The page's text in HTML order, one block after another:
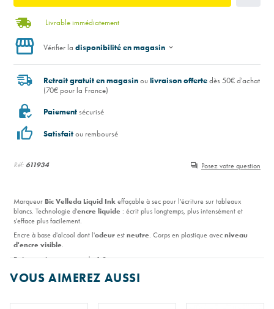
Réf: 611934 Posez votre question
Marqueur Bic Velleda Liquid Inkeffaçable à sec pour l'écriture sur tableaux
blancs. Technologie d'encre liquide : écrit plus longtemps, plusintensémentet
s'efface plus facilement.
Encre à base d'alcool dont l'odeurestneutre. Corps en plastique avecniveau
d'encre visible.
Pointe ogivemoyenne de4,2 mm.
Livrable immédiatement
Vérifier la disponibilité en magasin
Retrait gratuit en magasinoulivraison offertedès 50€ d'achat
(70€ pour la France)
Paiementsécurisé
Satisfaitou remboursé
VOUS AIMEREZ AUSSI